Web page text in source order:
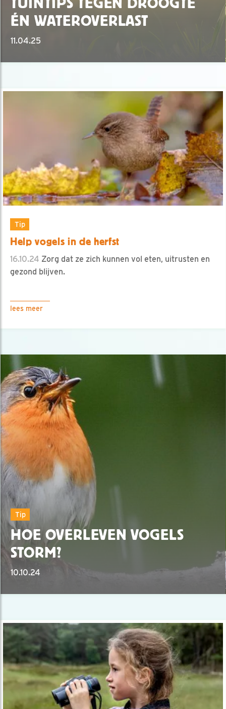
ÉN WATEROVERLAST
11.04.25
Tip
Help vogels in de herfst
16.10.24 Zorg dat ze zich kunnen vol eten, uitrusten en
gezond blijven.
lees meer
Tip
HOE OVERLEVEN VOGELS
STORM?
10.10.24